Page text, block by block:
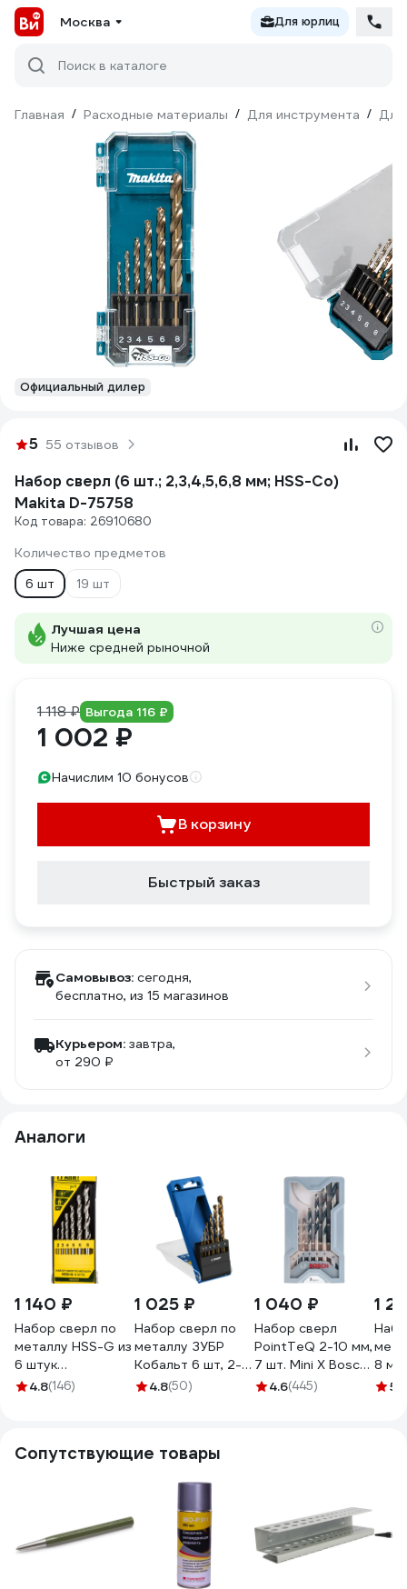
Москва Для юрлиц
Поиск в каталоге
Главная / Расходные материалы / Для инструмента / Для
Официальный дилер
5 55 отзывов
Набор сверл (6 шт.; 2,3,4,5,6,8 мм; HSS-Co)
Makita D-75758
Код товара: 26910680
Количество предметов
6 шт
19 шт
Лучшая цена
Ниже средней рыночной
1 118 ₽ Выгода 116 ₽
1 002 ₽
Начислим 10 бонусов
В корзину
Быстрый заказ
Самовывоз: сегодня,
бесплатно, из 15 магазинов
Курьером: завтра,
от 290 ₽
Аналоги
1 140 ₽
Набор сверл по
металлу HSS-G из
6 штук
пластиковая
4.8(146)
1 025 ₽
Набор сверл по
металлу ЗУБР
Кобальт 6 шт, 2-8
мм, сталь Р6М5К5
4.8(50)
1 040 ₽
Набор сверл
PointTeQ 2-10 мм,
7 шт. Mini X Bosch
2608577347
4.6(445)
1
8
5
Сопутствующие товары